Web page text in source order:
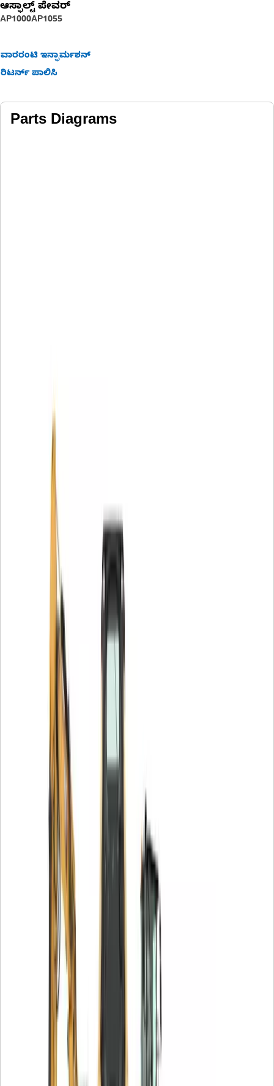
ಆಸ್ಫಾಲ್ಟ್ ಪೇವರ್‍
AP1000AP1055
ವಾರರಂಟಿ ಇನ್ಫಾರ್ಮಶನ್
ರಿಟರ್ನ್ ಪಾಲಿಸಿ
Parts Diagrams